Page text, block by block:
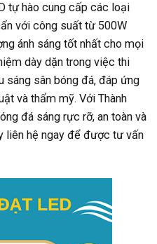
tự hào cung cấp các loại
với công suất từ 500W
ánh sáng tốt nhất cho mọi
dày dặn trong việc thi
sáng sân bóng đá, đáp ứng
và thẩm mỹ. Với Thành
đá sáng rực rỡ, an toàn và
liên hệ ngay để được tư vấn